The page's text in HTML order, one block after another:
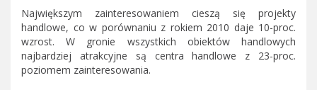
Największym zainteresowaniem cieszą się projekty
handlowe, co w porównaniu z rokiem 2010 daje 10-proc.
wzrost. W gronie wszystkich obiektów handlowych
najbardziej atrakcyjne są centra handlowe z 23-proc.
poziomem zainteresowania.